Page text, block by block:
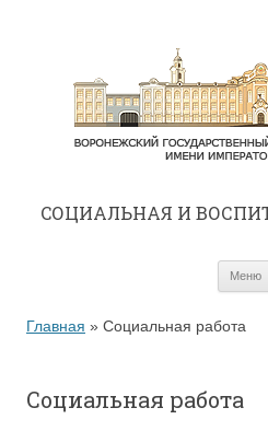
CОЦИАЛЬНАЯ И
Меню
Главная » Социальная работа
Социальная работа